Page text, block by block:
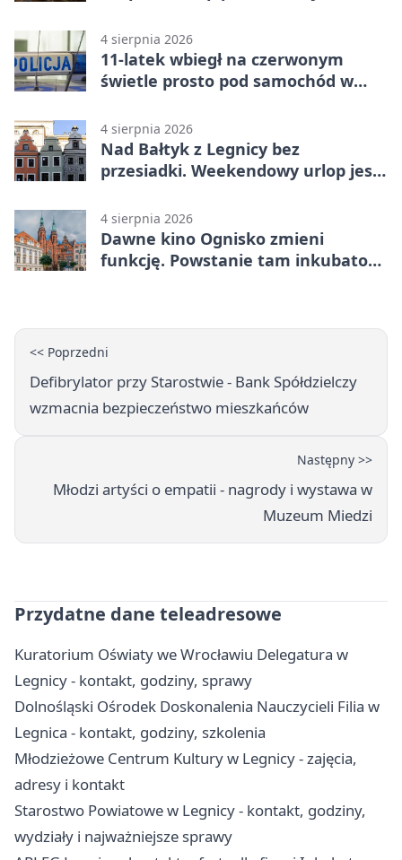
4 sierpnia 2026
11-latek wbiegł na czerwonym
świetle prosto pod samochód w
4 sierpnia 2026
Nad Bałtyk z Legnicy bez
przesiadki. Weekendowy urlop jest
4 sierpnia 2026
Dawne kino Ognisko zmieni
funkcję. Powstanie tam inkubator
<< Poprzedni
Defibrylator przy Starostwie - Bank Spółdzielczy
wzmacnia bezpieczeństwo mieszkańców
Następny >>
Młodzi artyści o empatii - nagrody i wystawa w
Muzeum Miedzi
Przydatne dane teleadresowe
Kuratorium Oświaty we Wrocławiu Delegatura w
Legnicy - kontakt, godziny, sprawy
Dolnośląski Ośrodek Doskonalenia Nauczycieli Filia w
Legnica - kontakt, godziny, szkolenia
Młodzieżowe Centrum Kultury w Legnicy - zajęcia,
adresy i kontakt
Starostwo Powiatowe w Legnicy - kontakt, godziny,
wydziały i najważniejsze sprawy